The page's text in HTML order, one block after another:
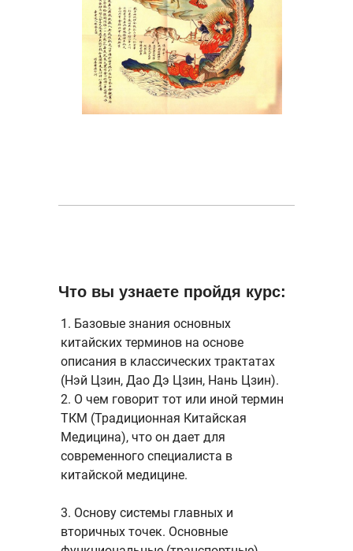
Что вы узнаете пройдя курс:
1. Базовые знания основных
китайских терминов на основе
описания в классических трактатах
(Нэй Цзин, Дао Дэ Цзин, Нань Цзин).
2. О чем говорит тот или иной термин
ТКМ (Традиционная Китайская
Медицина), что он дает для
современного специалиста в
китайской медицине.
3. Основу системы главных и
вторичных точек. Основные